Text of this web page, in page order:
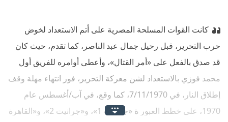
كانت القوات المسلحة المصرية على أتم الاستعداد لخوض
حرب التحرير، قبل رحيل جمال عبد الناصر، كما تقدم، حيث كان
قد صدق بالفعل على «أمر القتال»، وأعطى أوامره للفريق أول
محمد فوزي بالاستعداد لشن معركة التحرير، فور انتهاء مهلة وقف
إطلاق النار، في 7/11/1970، كما وقع، في آب/أغسطس عام
1970، على خطط العبور ة «جرانيت 1»، و«جرانيت 2»، و«القاهرة